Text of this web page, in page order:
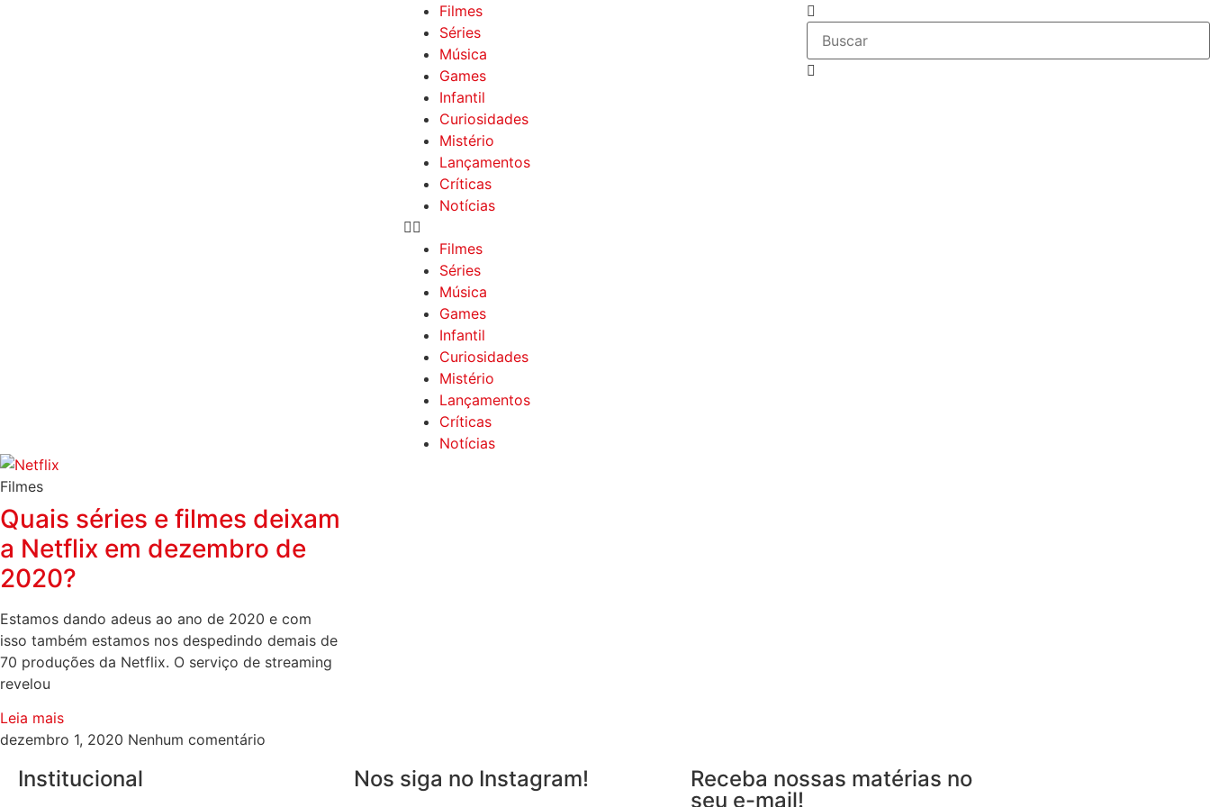
Filmes
Séries
Música
Games
Infantil
Curiosidades
Mistério
Lançamentos
Críticas
Notícias
Filmes
Séries
Música
Games
Infantil
Curiosidades
Mistério
Lançamentos
Críticas
Notícias
Filmes
Quais séries e filmes deixam
a Netflix em dezembro de
2020?
Estamos dando adeus ao ano de 2020 e com
isso também estamos nos despedindo demais de
70 produções da Netflix. O serviço de streaming
revelou
Leia mais
dezembro 1, 2020 Nenhum comentário
Institucional Nos siga no Instagram!
Receba nossas matérias no
seu e-mail!